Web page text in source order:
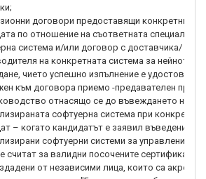
договори предоставящи конкретни
по отношение на съответната
система и/или договор с доставчика/
на конкретната система за нейното
чието успешно изпълнение е
към договора приемо -предавателен
отнасящо се до въвеждането на
софтуерна система при конкретния
– когато кандидатът е заявил въведени
софтуерни системи за управление.
считат за валидни посочените сертификати
от независими лица, които са